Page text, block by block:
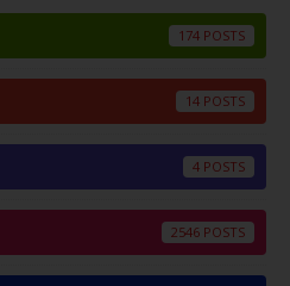
174
14
4
2546